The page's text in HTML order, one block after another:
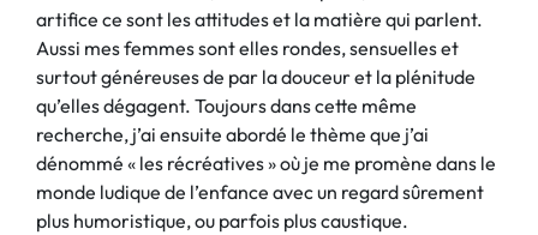
artifice ce sont les attitudes et la matière qui parlent.
Aussi mes femmes sont elles rondes, sensuelles et
surtout généreuses de par la douceur et la plénitude
qu’elles dégagent. Toujours dans cette même
recherche, j’ai ensuite abordé le thème que j’ai
dénommé « les récréatives » où je me promène dans le
monde ludique de l’enfance avec un regard sûrement
plus humoristique, ou parfois plus caustique.